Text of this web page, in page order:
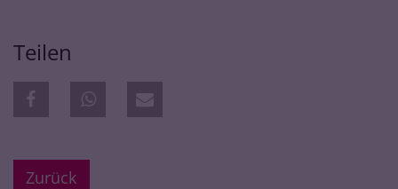
Teilen
Zurück